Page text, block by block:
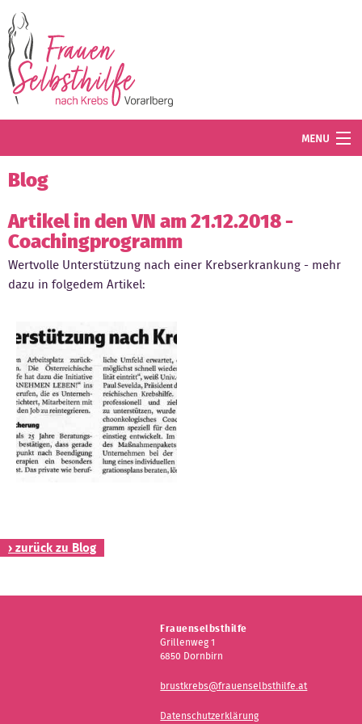
MENU
Termine
Angebot
Wissenswertes
Kontakt
Blog
Artikel in den VN am 21.12.2018 -
Coachingprogramm
Wertvolle Unterstützung nach einer Krebserkrankung - mehr
dazu in folgedem Artikel:
› zurück zu Blog
Frauenselbsthilfe
Grillenweg 1
6850 Dornbirn
brustkrebs@frauenselbsthilfe.at
Datenschutzerklärung